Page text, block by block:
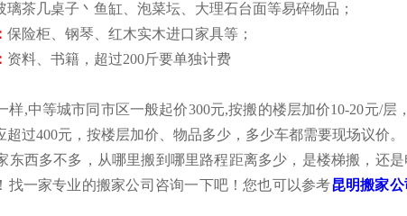
璃茶几桌子丶鱼缸、泡菜坛、大理石台面等易碎物品；
保险柜、钢琴、红木实木进口家具等；
资料、书籍，超过200斤要单独计费
中等城市同市区一般起价300元,按搬的楼层加价10-20元/层
超过400元，按楼层加价、物品多少，多少车都需要现场议价。
西多不多，从哪里搬到哪里路程距离多少，是楼梯搬，还是
找一家专业的搬家公司咨询一下吧！您也可以参考昆明搬家